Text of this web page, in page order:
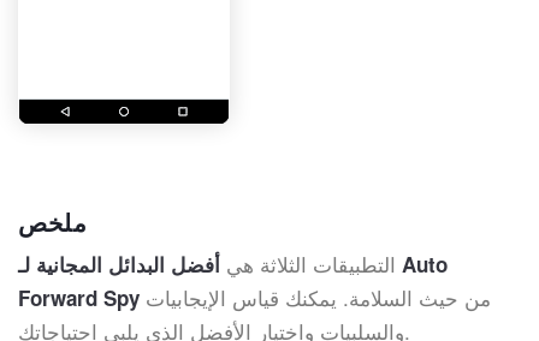
ملخص
التطبيقات الثلاثة هي أفضل البدائل المجانية لـ Auto
Forward Spy
والسلبيات واختيار الأفضل الذي يلبي احتياجاتك.